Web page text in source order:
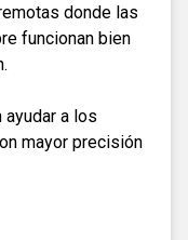
donde las
funcionan bien
a los
mayor precisión